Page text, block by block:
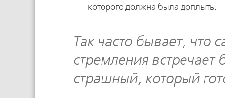
которого должна была доплыть.
Так часто бывает,
стремления встречает
страшный, который